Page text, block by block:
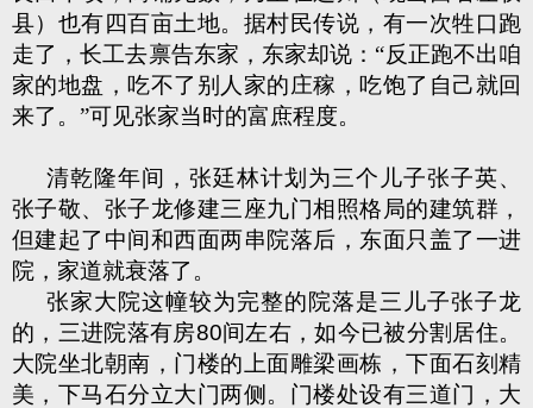
县）也有四百亩土地。据村民传说，有一次牲口跑
走了，长工去禀告东家，东家却说：“反正跑不出咱
家的地盘，吃不了别人家的庄稼，吃饱了自己就回
来了。”可见张家当时的富庶程度。
清乾隆年间，张廷林计划为三个儿子张子英、
张子敬、张子龙修建三座九门相照格局的建筑群，
但建起了中间和西面两串院落后，东面只盖了一进
院，家道就衰落了。
张家大院这幢较为完整的院落是三儿子张子龙
的，三进院落有房80间左右，如今已被分割居住。
大院坐北朝南，门楼的上面雕梁画栋，下面石刻精
美，下马石分立大门两侧。门楼处设有三道门，大